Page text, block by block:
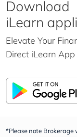
Download
iLearn
Elevate Your
Direct iLearn App
*Please note Brokerage